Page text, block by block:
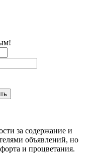
за содержание и
объявлений, но
и процветания.